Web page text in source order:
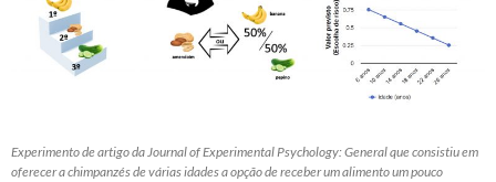
Experimento de artigo da Journal of Experimental Psychology: General que consistiu em
oferecer a chimpanzés de várias idades a opção de receber um alimento um pouco